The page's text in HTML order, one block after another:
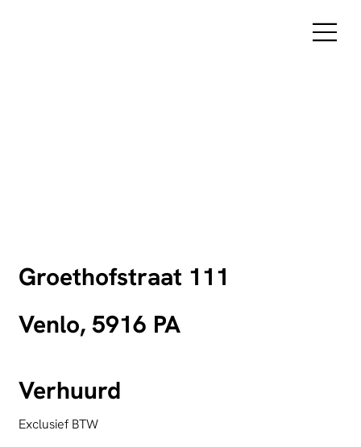
Groethofstraat 111
Venlo, 5916 PA
Verhuurd
Exclusief BTW